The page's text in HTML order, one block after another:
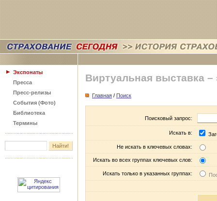
Экспонаты
Пресса
Пресс-релизы
События (Фото)
Библиотека
Термины
Виртуальная выставка –
Главная / Поиск
Поисковый запрос:
Искать в:
Не искать в ключевых словах:
Искать во всех группах ключевых слов:
Искать только в указанных группах: